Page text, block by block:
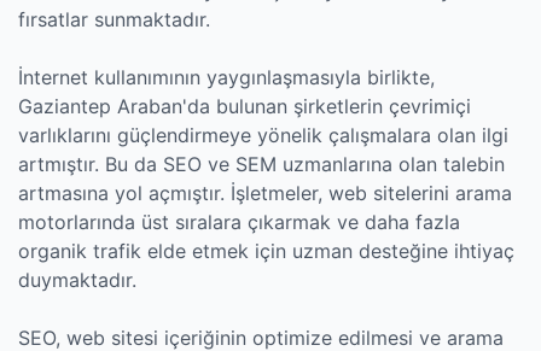
fırsatlar sunmaktadır.
İnternet kullanımının yaygınlaşmasıyla birlikte,
Gaziantep Araban'da bulunan şirketlerin çevrimiçi
varlıklarını güçlendirmeye yönelik çalışmalara olan ilgi
artmıştır. Bu da SEO ve SEM uzmanlarına olan talebin
artmasına yol açmıştır. İşletmeler, web sitelerini arama
motorlarında üst sıralara çıkarmak ve daha fazla
organik trafik elde etmek için uzman desteğine ihtiyaç
duymaktadır.
SEO, web sitesi içeriğinin optimize edilmesi ve arama